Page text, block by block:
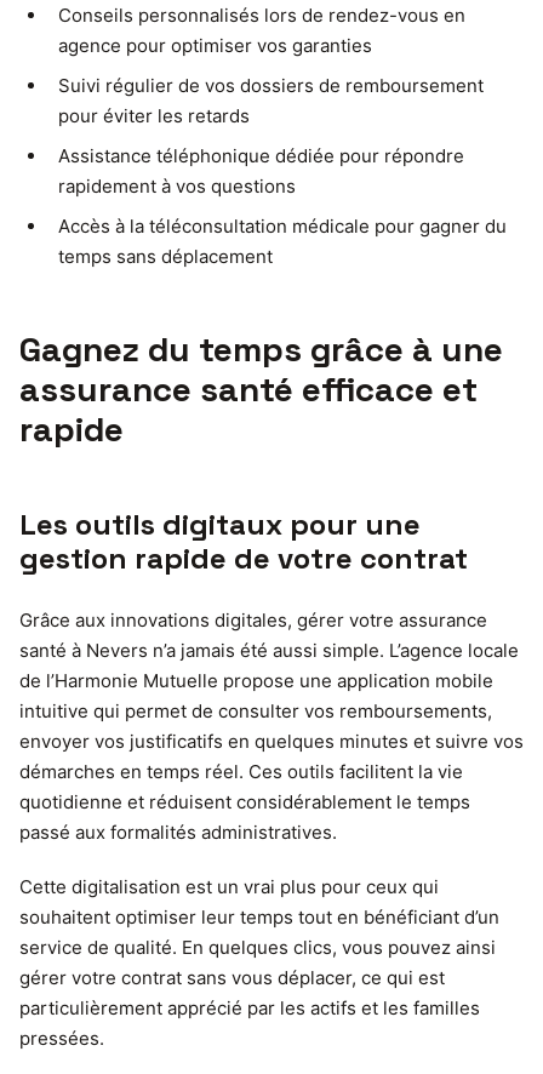
Conseils personnalisés lors de rendez-vous en
agence pour optimiser vos garanties
Suivi régulier de vos dossiers de remboursement
pour éviter les retards
Assistance téléphonique dédiée pour répondre
rapidement à vos questions
Accès à la téléconsultation médicale pour gagner du
temps sans déplacement
Gagnez du temps grâce à une
assurance santé efficace et
rapide
Les outils digitaux pour une
gestion rapide de votre contrat
Grâce aux innovations digitales, gérer votre assurance
santé à Nevers n’a jamais été aussi simple. L’agence locale
de l’Harmonie Mutuelle propose une application mobile
intuitive qui permet de consulter vos remboursements,
envoyer vos justificatifs en quelques minutes et suivre vos
démarches en temps réel. Ces outils facilitent la vie
quotidienne et réduisent considérablement le temps
passé aux formalités administratives.
Cette digitalisation est un vrai plus pour ceux qui
souhaitent optimiser leur temps tout en bénéficiant d’un
service de qualité. En quelques clics, vous pouvez ainsi
gérer votre contrat sans vous déplacer, ce qui est
particulièrement apprécié par les actifs et les familles
pressées.